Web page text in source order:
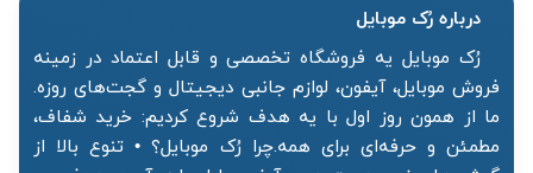
درباره رُک‌ موبایل
رُک موبایل یه فروشگاه تخصصی و قابل اعتماد در زمینه
فروش موبایل، آیفون، لوازم جانبی دیجیتال و گجت‌های روزه.
ما از همون روز اول با یه هدف شروع کردیم: خرید شفاف،
مطمئن و حرفه‌ای برای همه.چرا رُک موبایل؟ • تنوع بالا از